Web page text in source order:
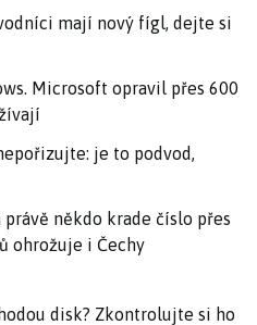
mají nový fígl, dejte si
Microsoft opravil přes 600
je to podvod,
někdo krade číslo přes
ohrožuje i Čechy
disk? Zkontrolujte si ho